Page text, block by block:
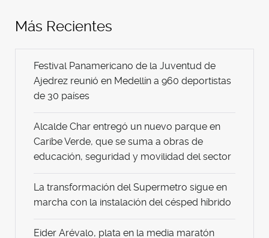
Más Recientes
Festival Panamericano de la Juventud de
Ajedrez reunió en Medellín a 960 deportistas
de 30 países
Alcalde Char entregó un nuevo parque en
Caribe Verde, que se suma a obras de
educación, seguridad y movilidad del sector
La transformación del Supermetro sigue en
marcha con la instalación del césped híbrido
Eider Arévalo, plata en la media maratón